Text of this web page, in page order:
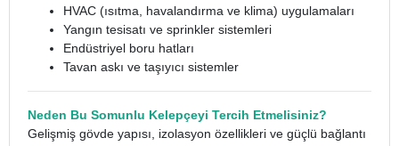
HVAC (ısıtma, havalandırma ve klima) uygulamaları
Yangın tesisatı ve sprinkler sistemleri
Endüstriyel boru hatları
Tavan askı ve taşıyıcı sistemler
Neden Bu Somunlu Kelepçeyi Tercih Etmelisiniz?
Gelişmiş gövde yapısı, izolasyon özellikleri ve güçlü bağlantı